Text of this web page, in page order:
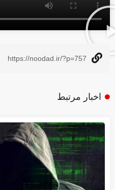
https://noodad.ir/?p=757
اخبار مرتبط